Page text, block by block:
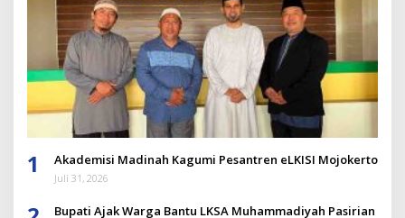
1 Akademisi Madinah Kagumi Pesantren eLKISI Mojokerto
Juli 31, 2026
Bupati Ajak Warga Bantu LKSA Muhammadiyah Pasirian